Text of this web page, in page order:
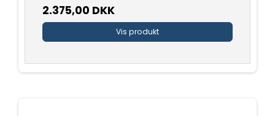
2.375,00 DKK
Vis produkt